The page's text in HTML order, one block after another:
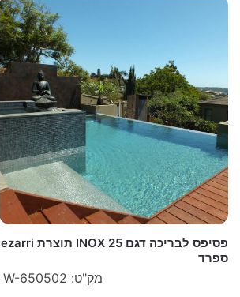
פסיפס לבריכה דגם INOX 25 תוצרת ezarri
ספרד
מק"ט: W-650502